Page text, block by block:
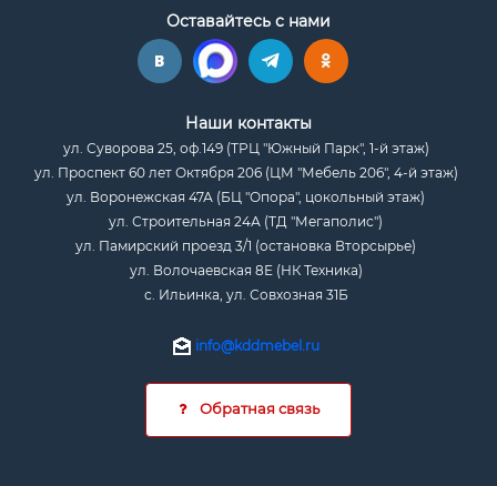
Оставайтесь с нами
Наши контакты
ул. Суворова 25, оф.149 (ТРЦ "Южный Парк", 1-й этаж)
ул. Проспект 60 лет Октября 206 (ЦМ "Мебель 206", 4-й этаж)
ул. Воронежская 47А (БЦ "Опора", цокольный этаж)
ул. Строительная 24А (ТД "Мегаполис")
ул. Памирский проезд 3/1 (остановка Вторсырье)
ул. Волочаевская 8Е (НК Техника)
с. Ильинка, ул. Совхозная 31Б
info@kddmebel.ru
Обратная связь